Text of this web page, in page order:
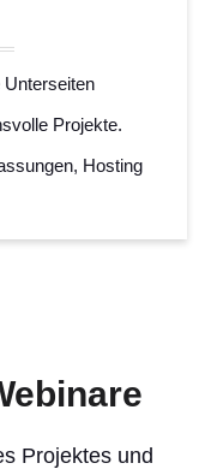
Unterseiten
Projekte.
Hosting
Projektes und